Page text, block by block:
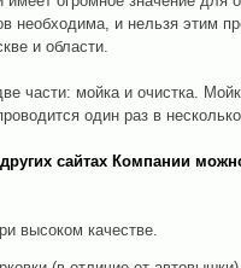
необходима, и нельзя этим
и области.
части: мойка и очистка.
один раз в
сайтах Компании
высоком качестве.